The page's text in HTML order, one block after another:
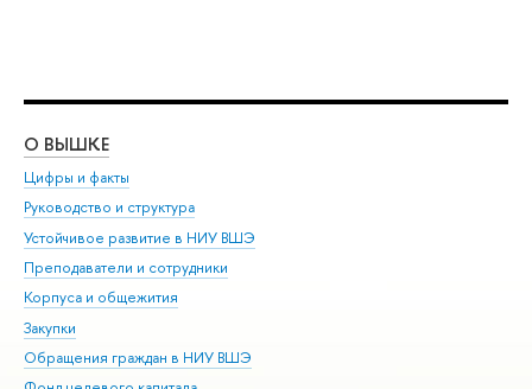
О ВЫШКЕ
Цифры и факты
Руководство и структура
Устойчивое развитие в НИУ ВШЭ
Преподаватели и сотрудники
Корпуса и общежития
Закупки
Обращения граждан в НИУ ВШЭ